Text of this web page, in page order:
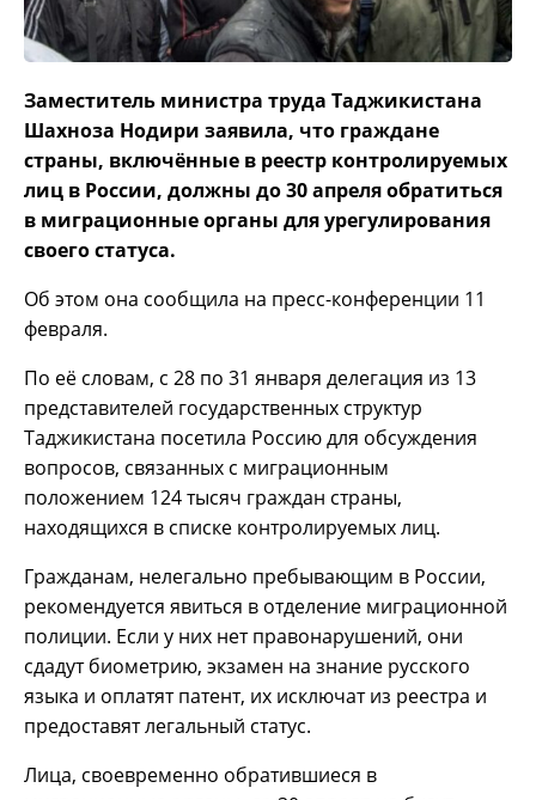
Заместитель министра труда Таджикистана
Шахноза Нодири заявила, что граждане
страны, включённые в реестр контролируемых
лиц в России, должны до 30 апреля обратиться
в миграционные органы для урегулирования
своего статуса.
Об этом она сообщила на пресс-конференции 11
февраля.
По её словам, с 28 по 31 января делегация из 13
представителей государственных структур
Таджикистана посетила Россию для обсуждения
вопросов, связанных с миграционным
положением 124 тысяч граждан страны,
находящихся в списке контролируемых лиц.
Гражданам, нелегально пребывающим в России,
рекомендуется явиться в отделение миграционной
полиции. Если у них нет правонарушений, они
сдадут биометрию, экзамен на знание русского
языка и оплатят патент, их исключат из реестра и
предоставят легальный статус.
Лица, своевременно обратившиеся в